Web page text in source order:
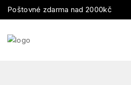
Poštovné zdarma nad 2000kč